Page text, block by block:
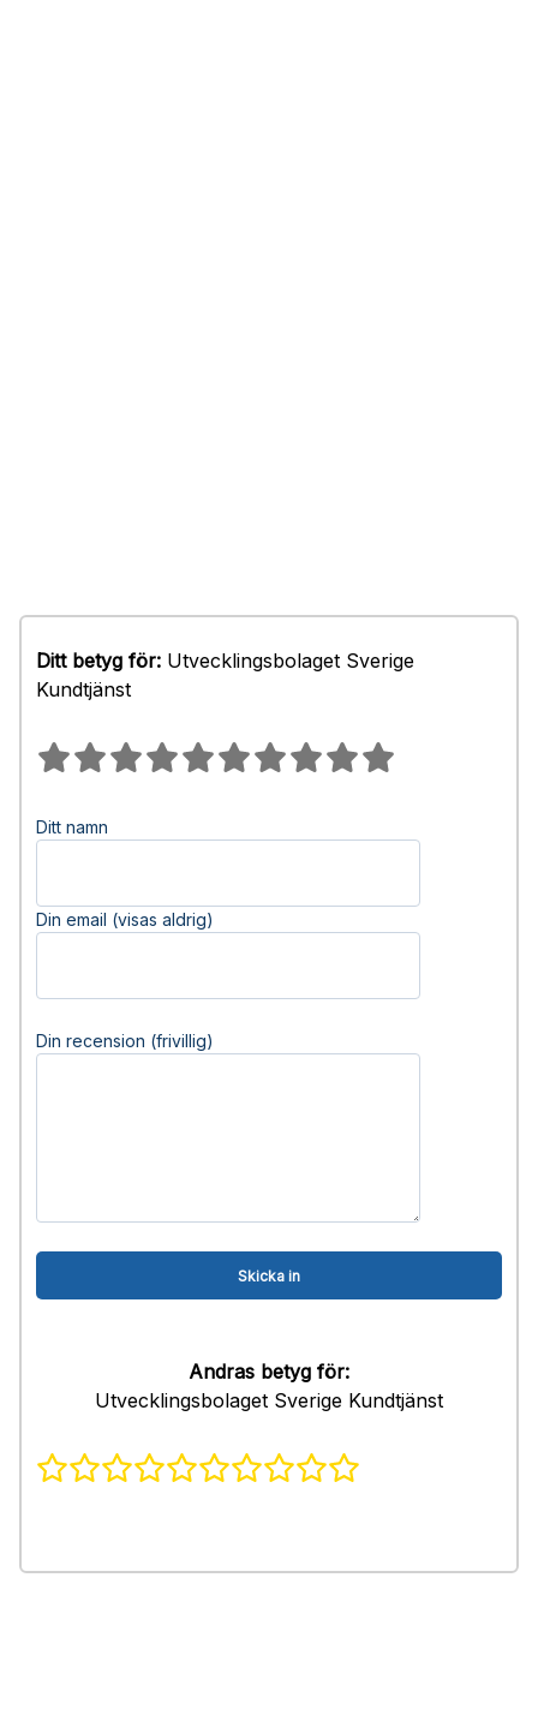
Ditt betyg för: Utvecklingsbolaget Sverige
Kundtjänst
Ditt namn
Din email (visas aldrig)
Din recension (frivillig)
Andras betyg för:
Utvecklingsbolaget Sverige Kundtjänst